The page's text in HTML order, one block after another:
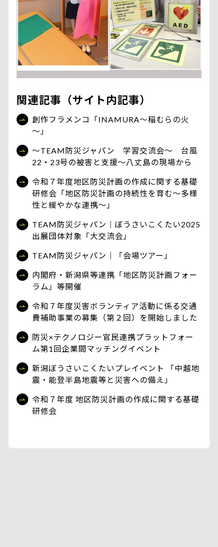
関連記事（サイト内記事）
創作フラメンコ「INAMURA～稲むらの火
～」
～TEAM防災ジャパン 学習交流会～ 台風
22・23号の被害と支援～八丈島の現場から
令和７年度地区防災計画の作成に関する基礎
研修会「地区防災計画の持続性を育む～多様
性と緩やかな連携～」
TEAM防災ジャパン｜ぼうさいこくたい2025
出展団体対象「大交流会」
TEAM防災ジャパン｜「会場ツアー」
内閣府・新潟県等連携「地区防災計画フォー
ラム」等開催
令和７年度災害ボランティア活動に係る交通
費補助事業の募集（第２回）を開始しました
防災×テクノロジー官民連携プラットフォー
ム第1回企業間マッチングイベント
新潟ぼうさいこくたいプレイベント 「中越地
震・能登半島地震等と災害への備え」
令和７年度 地区防災計画の作成に関する基礎
研修会